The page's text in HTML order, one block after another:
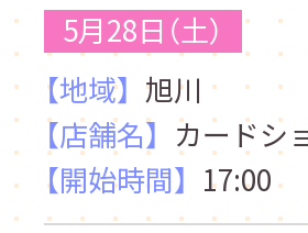
5月28日（土）
【地域】 旭川
【店舗名】 カードシ
【開始時間】 17:00